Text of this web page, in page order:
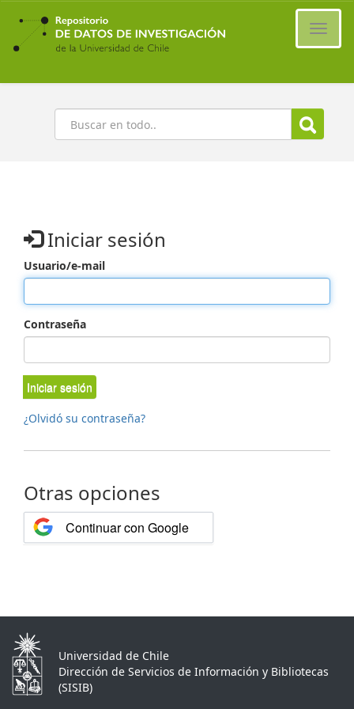
Ir
contenido
principal
Buscar
Iniciar sesión
Usuario/e-mail
Contraseña
Iniciar sesión
¿Olvidó su contraseña?
Otras opciones
Continuar con Google
Universidad de Chile
Dirección de Servicios de Información y Bibliotecas
(SISIB)